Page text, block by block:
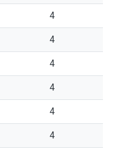
4
4
4
4
4
4